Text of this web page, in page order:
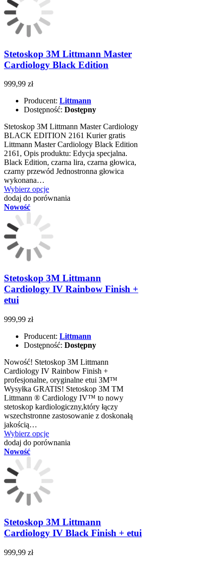
Stetoskop 3M Littmann Master
Cardiology Black Edition
999,99 zł
Producent: Littmann
Dostępność: Dostępny
Stetoskop 3M Littmann Master Cardiology
BLACK EDITION 2161 Kurier gratis
Littmann Master Cardiology Black Edition
2161, Opis produktu: Edycja specjalna.
Black Edition, czarna lira, czarna głowica,
czarny przewód Jednostronna głowica
wykonana…
Wybierz opcje
dodaj do porównania
Nowość
Stetoskop 3M Littmann
Cardiology IV Rainbow Finish +
etui
999,99 zł
Producent: Littmann
Dostępność: Dostępny
Nowość! Stetoskop 3M Littmann
Cardiology IV Rainbow Finish +
profesjonalne, oryginalne etui 3M™
Wysyłka GRATIS! Stetoskop 3M TM
Littmann ® Cardiology IV™ to nowy
stetoskop kardiologiczny,który łączy
wszechstronne zastosowanie z doskonałą
jakością…
Wybierz opcje
dodaj do porównania
Nowość
Stetoskop 3M Littmann
Cardiology IV Black Finish + etui
999,99 zł